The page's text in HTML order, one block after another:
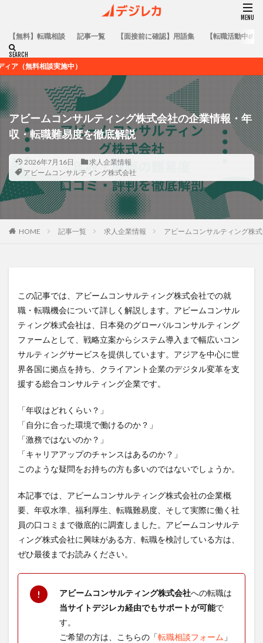
【無料】転職相談 記事一覧 【面接前に確認】用語集 【転職活動中の
中）
アビームコンサルティング株式会社の企業情報・年
収・転職難易度を徹底解説
2026年7月16日
求人企業情報
アビームコンサルティング株式会社
HOME 記事一覧 求人企業情報 アビームコンサルティング株
この記事では、アビームコンサルティング株式会社での就
職・転職機会について詳しく解説します。アビームコンサル
ティング株式会社は、日本発のグローバルコンサルティング
ファームとして、戦略立案からシステム導入まで幅広いコン
サルティングサービスを提供しています。アジアを中心に世
界各国に拠点を持ち、クライアント企業のデジタル変革を支
援する総合コンサルティング企業です。
「年収はどれくらい？」
「自分に合った環境で働けるのか？」
「激務ではないのか？」
「キャリアアップのチャンスはあるのか？」
このような疑問をお持ちの方も多いのではないでしょうか。
本記事では、アビームコンサルティング株式会社の企業概
要、年収水準、福利厚生、転職難易度、そして実際に働く社
員の口コミまで徹底的に調査しました。アビームコンサルテ
ィング株式会社に興味がある方、転職を検討している方は、
ぜひ最後までお読みください。
! アビームコンサルティング株式会社への転職は
当サイトデジレカ経由でもサポートが可能で
す。
ご希望の方は、こちらの「転職相談フォーム 」